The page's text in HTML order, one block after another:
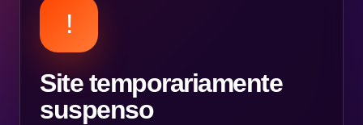
!
Site temporariamente
suspenso